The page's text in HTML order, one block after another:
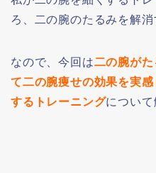
ろ、二の腕のたるみを解
なので、今回は二の腕が
て二の腕痩せの効果を実
するトレーニングについて